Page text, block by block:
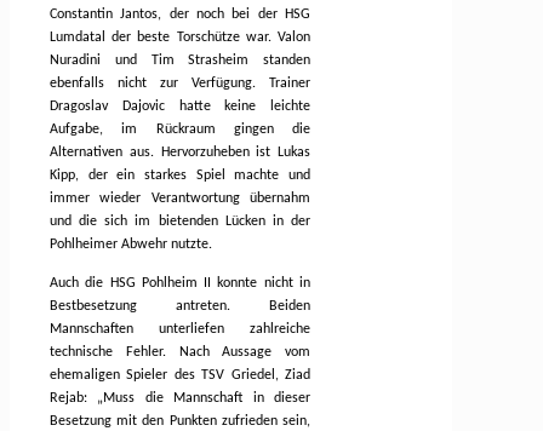
Constantin Jantos, der noch bei der HSG
Lumdatal der beste Torschütze war. Valon
Nuradini und Tim Strasheim standen
ebenfalls nicht zur Verfügung. Trainer
Dragoslav Dajovic hatte keine leichte
Aufgabe, im Rückraum gingen die
Alternativen aus. Hervorzuheben ist Lukas
Kipp, der ein starkes Spiel machte und
immer wieder Verantwortung übernahm
und die sich im bietenden Lücken in der
Pohlheimer Abwehr nutzte.
Auch die HSG Pohlheim II konnte nicht in
Bestbesetzung antreten. Beiden
Mannschaften unterliefen zahlreiche
technische Fehler. Nach Aussage vom
ehemaligen Spieler des TSV Griedel, Ziad
Rejab: „Muss die Mannschaft in dieser
Besetzung mit den Punkten zufrieden sein,